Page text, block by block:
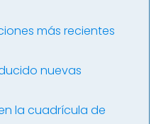
más recientes
nuevas
la cuadrícula de